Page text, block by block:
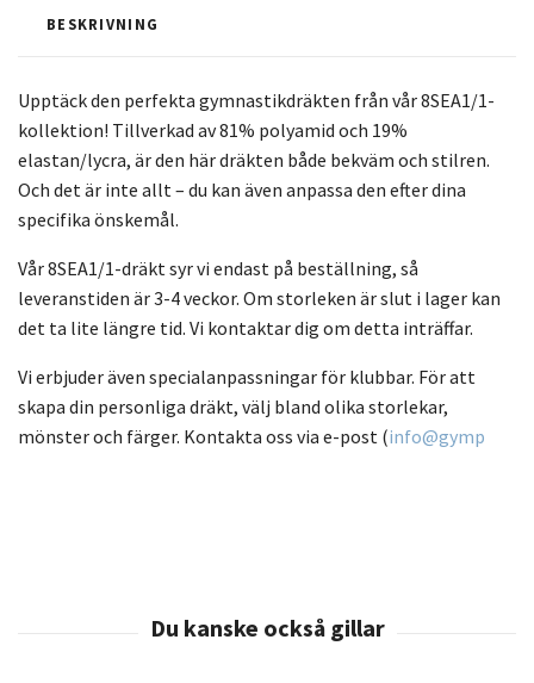
BESKRIVNING
Upptäck den perfekta gymnastikdräkten från vår 8SEA1/1-
kollektion! Tillverkad av 81% polyamid och 19%
elastan/lycra, är den här dräkten både bekväm och stilren.
Och det är inte allt – du kan även anpassa den efter dina
specifika önskemål.
Vår 8SEA1/1-dräkt syr vi endast på beställning, så
leveranstiden är 3-4 veckor. Om storleken är slut i lager kan
det ta lite längre tid. Vi kontaktar dig om detta inträffar.
Vi erbjuder även specialanpassningar för klubbar. För att
skapa din personliga dräkt, välj bland olika storlekar,
mönster och färger. Kontakta oss via e-post (info@gymp